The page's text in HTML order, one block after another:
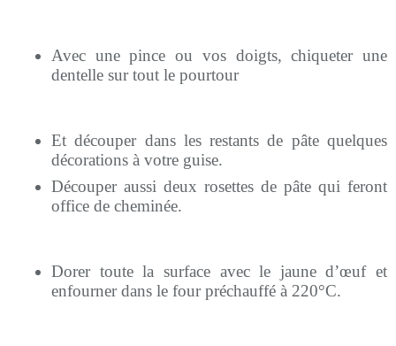
Avec une pince ou vos doigts, chiqueter une
dentelle sur tout le pourtour
Et découper dans les restants de pâte quelques
décorations à votre guise.
Découper aussi deux rosettes de pâte qui feront
office de cheminée.
Dorer toute la surface avec le jaune d’œuf et
enfourner dans le four préchauffé à 220°C.